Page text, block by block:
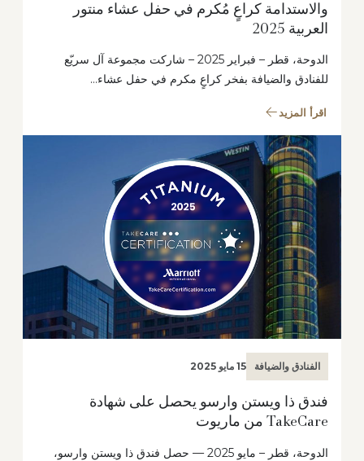
والاستدامة كراعٍ مُكرم في حفل عشاء منتور
العربية 2025
الدوحة، قطر – فبراير 2025 – شاركت مجموعة آل سريّع
للفنادق والضيافة بفخر كراعٍ مكرم في حفل عشاء…
اقرأ المزيد
الفنادق والضيافة 15 مايو 2025
فندق ذا ويستن وارسو يحصل على شهادة
TakeCare من ماريوت
الدوحة، قطر – مايو 2025 — حصل فندق ذا ويستن وارسو،